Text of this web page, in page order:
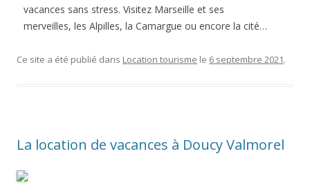
vacances sans stress. Visitez Marseille et ses
merveilles, les Alpilles, la Camargue ou encore la cité…
Ce site a été publié dans Location tourisme le 6 septembre 2021.
La location de vacances à Doucy Valmorel